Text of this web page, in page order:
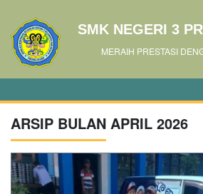
SMK NEGERI 3
MERAIH PRESTASI
ARSIP BULAN APRIL 2026